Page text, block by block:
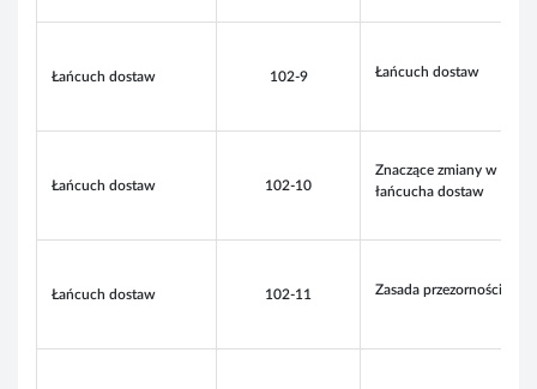
Łańcuch dostaw 102-9 Łańcuch dostaw
Łańcuch dostaw 102-10
Znaczące zmiany w
łańcucha dostaw
Łańcuch dostaw 102-11 Zasada przezorności